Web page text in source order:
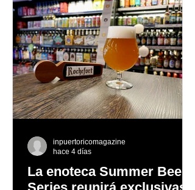
La enoteca Summer Beer
inpuertoricomagazine
hace 4 días